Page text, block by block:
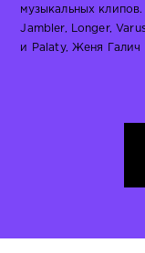
музыкальных
Jambler, Longer,
и Palaty, Женя Галич